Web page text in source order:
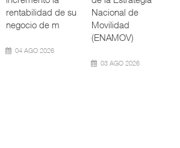
rentabilidad de su
negocio de m
04 AGO 2026
Nacional de
Movilidad
(ENAMOV)
03 AGO 2026